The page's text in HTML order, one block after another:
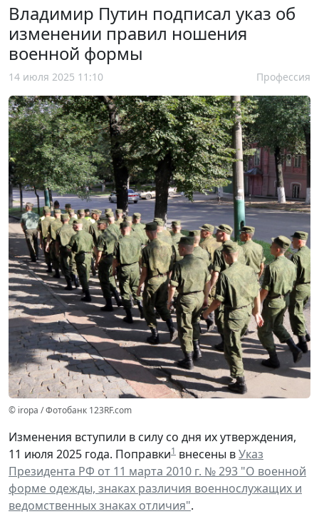
Владимир Путин подписал указ об
изменении правил ношения
военной формы
14 июля 2025 11:10 Профессия
© iropa / Фотобанк 123RF.com
Изменения вступили в силу со дня их утверждения,
11 июля 2025 года. Поправки1 внесены вУказ
Президента РФ от 11 марта 2010 г. № 293 "О военной
форме одежды, знаках различия военнослужащих и
ведомственных знаках отличия".